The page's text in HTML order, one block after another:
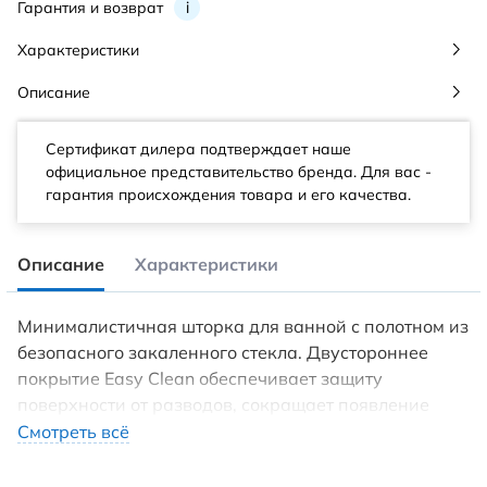
Гарантия и возврат i
Характеристики
Описание
Сертификат дилера подтверждает наше
официальное представительство бренда. Для вас -
гарантия происхождения товара и его качества.
Описание Характеристики
Минималистичная шторка для ванной с полотном из
безопасного закаленного стекла. Двустороннее
покрытие Easy Clean обеспечивает защиту
поверхности от разводов, сокращает появление
известкового налета и загрязнений. Анодированное
Смотреть всё